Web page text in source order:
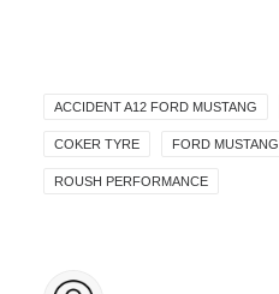
ACCIDENT A12 FORD MUSTANG
COKER TYRE FORD MUSTANG
ROUSH PERFORMANCE